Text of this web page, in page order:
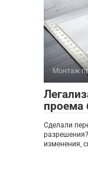
Монтаж
проема
Сделали
изменения,